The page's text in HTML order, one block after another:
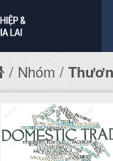
Nhóm